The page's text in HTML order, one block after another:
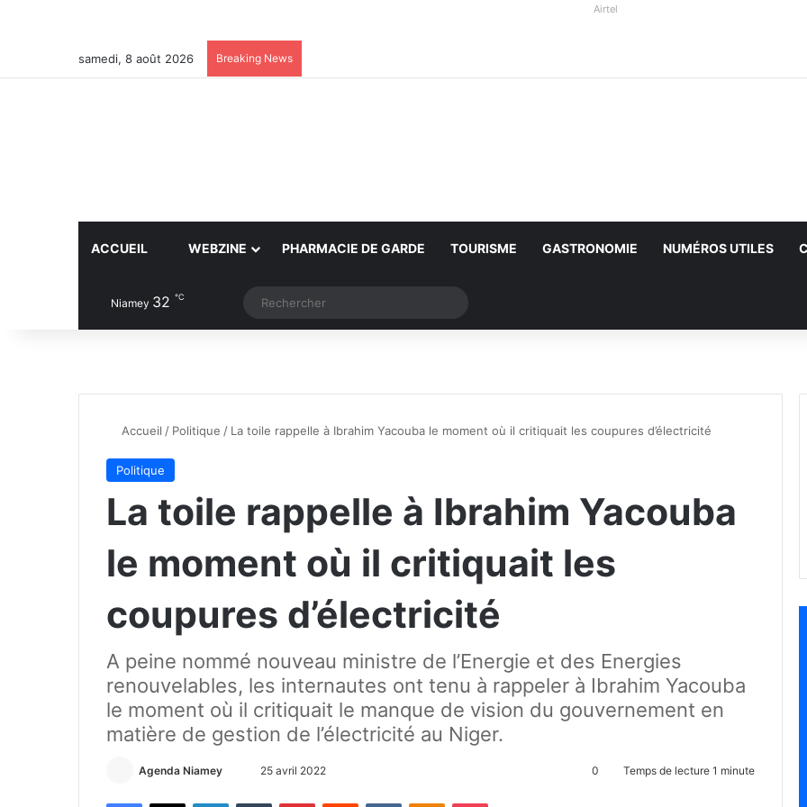
Airtel
samedi, 8 août 2026 Breaking News
ACCUEIL WEBZINE PHARMACIE DE GARDE TOURISME GASTRONOMIE NUMÉROS UTILES
Niamey 32 ℃ Article Aléatoire
Switch skin
Accueil / Politique / La toile rappelle à Ibrahim Yacouba le moment où il critiquait les coupures d’électricité
Politique
La toile rappelle à Ibrahim Yacouba
le moment où il critiquait les
coupures d’électricité
A peine nommé nouveau ministre de l’Energie et des Energies
renouvelables, les internautes ont tenu à rappeler à Ibrahim Yacouba
le moment où il critiquait le manque de vision du gouvernement en
matière de gestion de l’électricité au Niger.
Agenda Niamey 25 avril 2022 0 Temps de lecture 1 minute